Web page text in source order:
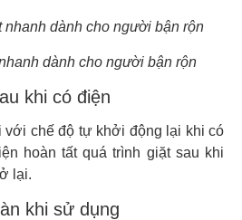
dành cho người bận rộn
khi có điện
với chế độ tự khởi động lại khi có
hoàn tất quá trình giặt sau khi
lại.
khi sử dụng